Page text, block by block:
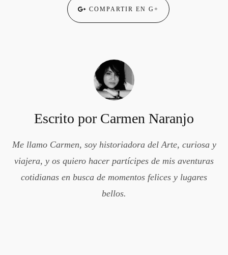
COMPARTIR EN G+
Escrito por Carmen Naranjo
Me llamo Carmen, soy historiadora del Arte, curiosa y
viajera, y os quiero hacer partícipes de mis aventuras
cotidianas en busca de momentos felices y lugares
bellos.